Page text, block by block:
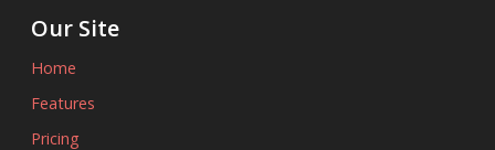
Our Site
Home
Features
Pricing